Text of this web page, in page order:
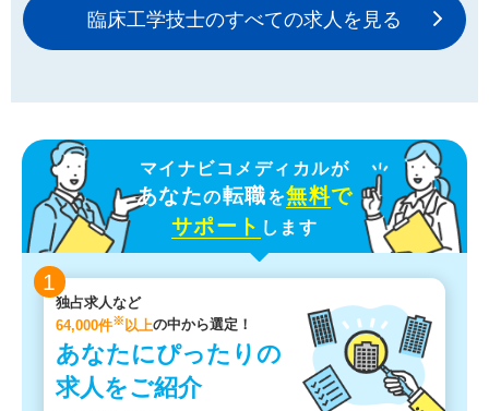
臨床工学技士のすべての求人を見る
マイナビコメディカルが
あなたの転職を無料で
サポート します
1
独占求人など
64,000件※ 以上の中から選定！
あなたにぴったりの
求人をご紹介